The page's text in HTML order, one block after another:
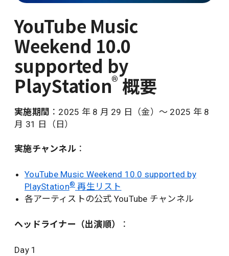
YouTube Music
Weekend 10.0
supported by
PlayStation® 概要
実施期間 ：2025 年 8 月 29 日（金）〜 2025 年 8
月 31 日（日）
実施チャンネル：
YouTube Music Weekend 10.0 supported by
PlayStation® 再生リスト
各アーティストの公式 YouTube チャンネル
ヘッドライナー（出演順） ：
Day 1